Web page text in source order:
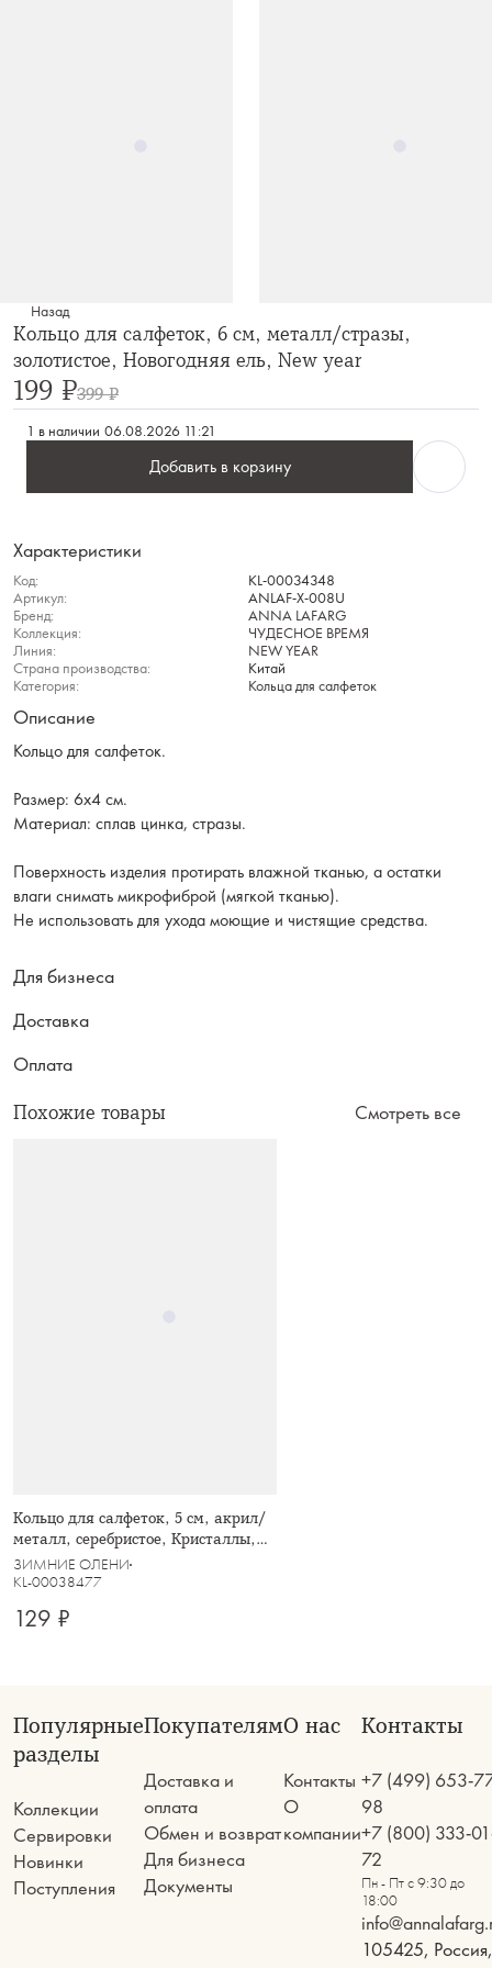
Назад
Кольцо для салфеток, 6 см, металл/стразы,
золотистое, Новогодняя ель, New year
199 ₽399 ₽
1 в наличии 06.08.2026 11:21
Добавить в корзину
Характеристики
Код:
KL-00034348
Артикул:
ANLAF-X-008U
Бренд:
ANNA LAFARG
Коллекция:
ЧУДЕСНОЕ ВРЕМЯ
Линия:
NEW YEAR
Страна производства:
Китай
Категория:
Кольца для салфеток
Описание
Кольцо для салфеток.
Размер: 6x4 см.
Материал: сплав цинка, стразы.
Поверхность изделия протирать влажной тканью, а остатки
влаги снимать микрофиброй (мягкой тканью).
Не использовать для ухода моющие и чистящие средства.
Для бизнеса
Доставка
Оплата
Похожие товары Смотреть все
Кольцо для салфеток, 5 см, акрил/
металл, серебристое, Кристаллы,
Event
ЗИМНИЕ ОЛЕНИ
KL-00038477
129 ₽
Популярные
разделы
Коллекции
Сервировки
Новинки
Поступления
Покупателям
Доставка и
оплата
Обмен и возврат
Для бизнеса
Документы
О нас
Контакты
О
компании
Контакты
+7 (499) 653-
98
+7 (800) 333-
72
Пн - Пт с 9:30 до
18:00
105425, Россия,